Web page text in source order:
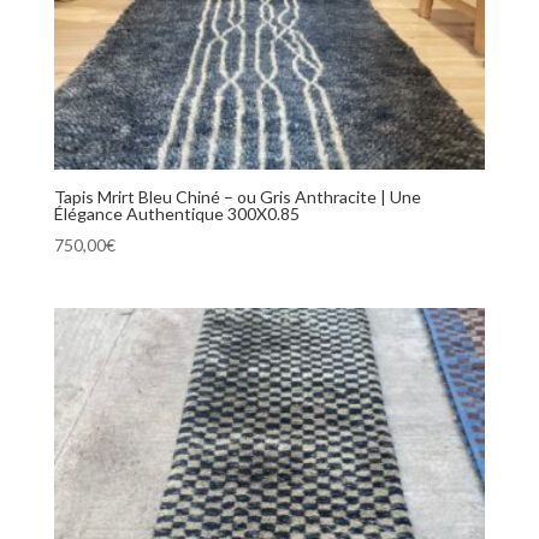
Tapis Mrirt Bleu Chiné – ou Gris Anthracite | Une
Élégance Authentique 300X0.85
750,00€